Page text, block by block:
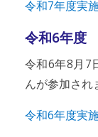
令和7年度実
令和6年度
令和6年8月7
んが参加され
令和6年度実